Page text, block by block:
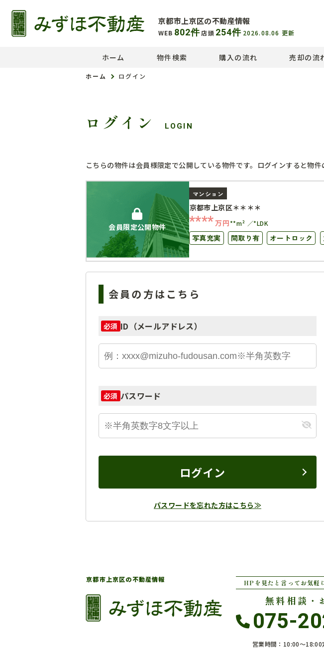
京都市上京区の不動産情報
WEB 802件店頭 254件 2026.08.06 更新
ホーム 物件検索 購入の流れ 売却の流
ホーム ログイン
ログイン LOGIN
こちらの物件は会員様限定で公開している物件です。ログインすると物件
会員限定公開物件
マンション
京都市上京区＊＊＊＊
****万円**m² *LDK
写真充実 間取り有 オートロック
会員の方はこちら
必須 ID（メールアドレス）
必須 パスワード
ログイン
パスワードを忘れた方はこちら≫
京都市上京区の不動産情報 HPを見たと言ってお気軽
無料相談・
075-
営業時間：10:00〜18:00